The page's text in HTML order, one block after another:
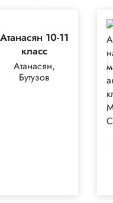
Атанасян 10-11
класс
Атанасян,
Бутузов